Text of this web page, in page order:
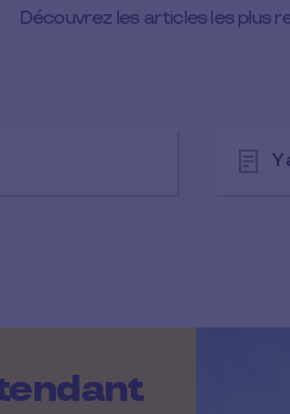
Découvrez les articles les plus
Y